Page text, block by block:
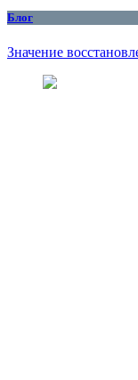
Блог
Значение